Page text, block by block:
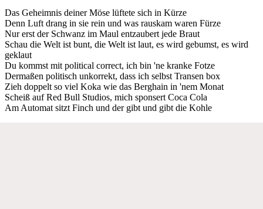
Das Geheimnis deiner Möse lüftete sich in Kürze
Denn Luft drang in sie rein und was rauskam waren Fürze
Nur erst der Schwanz im Maul entzaubert jede Braut
Schau die Welt ist bunt, die Welt ist laut, es wird gebumst, es wird
geklaut
Du kommst mit political correct, ich bin 'ne kranke Fotze
Dermaßen politisch unkorrekt, dass ich selbst Transen box
Zieh doppelt so viel Koka wie das Berghain in 'nem Monat
Scheiß auf Red Bull Studios, mich sponsert Coca Cola
Am Automat sitzt Finch und der gibt und gibt die Kohle